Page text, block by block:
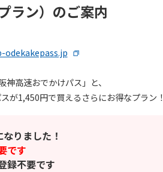
ラン）のご案内
高速おでかけパス」と、
が1,450円で買えるさらにお得なプラン！
りました！
です
録不要です